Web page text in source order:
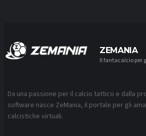
ZEMANIA
Il fantacalcio per
Da una passione per il calcio tattico e dalla
software nasce ZeMania, il portale per gli
calcistiche virtuali.